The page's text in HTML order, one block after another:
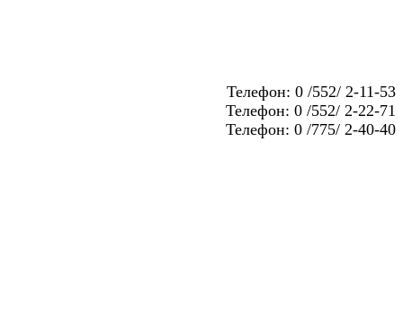
Телефон: 0 /552/ 2-11-53
Телефон: 0 /552/ 2-22-71
Телефон: 0 /775/ 2-40-40